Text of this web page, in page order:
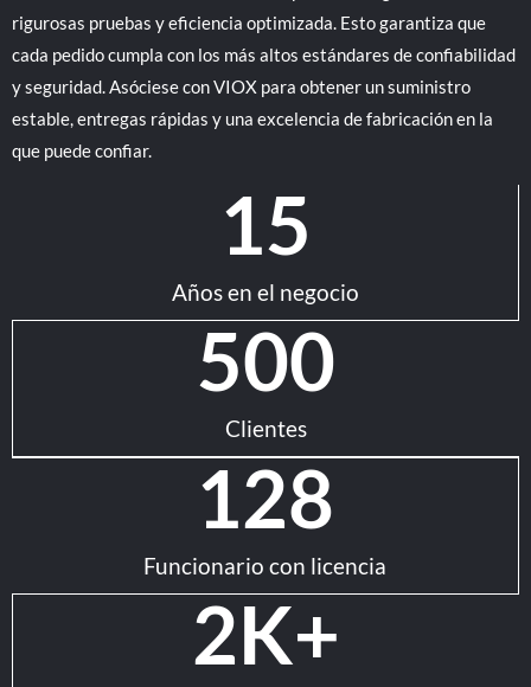
rigurosas pruebas y eficiencia optimizada. Esto garantiza que
cada pedido cumpla con los más altos estándares de confiabilidad
y seguridad. Asóciese con VIOX para obtener un suministro
estable, entregas rápidas y una excelencia de fabricación en la
que puede confiar.
Años en el negocio
15
Clientes
500
Funcionario con licencia
128
2K+